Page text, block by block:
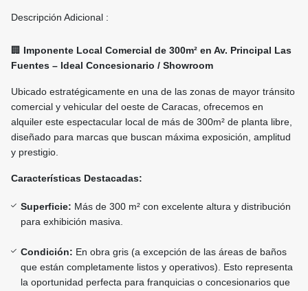
Descripción Adicional :
🏢 Imponente Local Comercial de 300m² en Av. Principal Las
Fuentes – Ideal Concesionario / Showroom
Ubicado estratégicamente en una de las zonas de mayor tránsito
comercial y vehicular del oeste de Caracas, ofrecemos en
alquiler este espectacular local de más de 300m² de planta libre,
diseñado para marcas que buscan máxima exposición, amplitud
y prestigio.
Características Destacadas:
Superficie: Más de 300 m² con excelente altura y distribución
para exhibición masiva.
Condición: En obra gris (a excepción de las áreas de baños
que están completamente listos y operativos). Esto representa
la oportunidad perfecta para franquicias o concesionarios que